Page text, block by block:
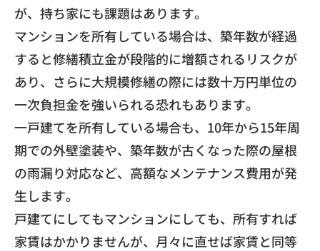
が、 持ち家にも課題はあります。
マンションを所有している場合は、 築年数が経過
すると修繕積立金が段階的に増額されるリスクが
あり、 さらに大規模修繕の際には数十万円単位の
一次負担金を強いられる恐れもあります。
一戸建てを所有している場合も、 10年から15年周
期での外壁塗装や、 築年数が古くなった際の屋根
の雨漏り対応など、 高額なメンテナンス費用が発
生します。
戸建てにしてもマンションにしても、 所有すれば
家賃はかかりませんが、 月々に直せば家賃と同等